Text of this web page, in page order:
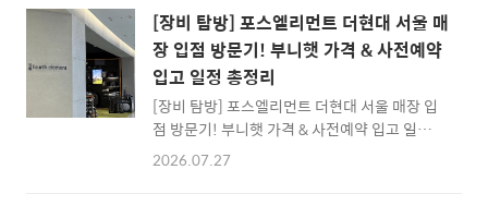
이번 이시가키섬 다이빙 투어는 사정이 조금 달
랐습니다.다이빙 샵에 지불해야 하는 현장 다이
빙 비용을 엔화 현금으로 직접 전달해야 해서 평
소보다 훨씬 많은 현금이 필요했거든요.결과적
으로는 2인이서 트래블월렛을 이용해 수수료
없이 알뜰하게 엔화를 인출했고,3박 4일간의 다
이빙 일정을 아주 만족스럽게 잘 마쳤습니다. 이
시가키 공항 ATM 위치와 인출 동선 꿀팁처음
[장비 탐방] 포스엘리먼트 더현대 서울 매
장 입점 방문기! 부니햇 가격 & 사전예약
입고 일정 총정리
[장비 탐방] 포스엘리먼트 더현대 서울 매장 입
점 방문기! 부니햇 가격 & 사전예약 입고 일정
총정리안녕하세요, 수중 속 신비로운 세상과 스
2026.07.27